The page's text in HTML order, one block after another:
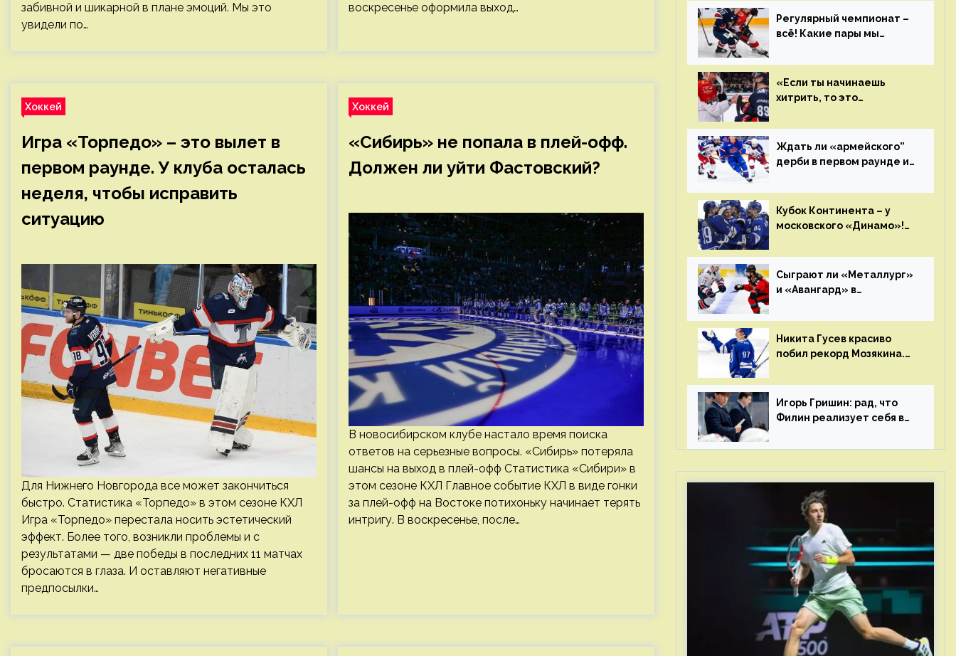
забивной и шикарной в плане эмоций. Мы это
увидели по…
воскресенье оформила выход…
Хоккей
Игра «Торпедо» – это вылет в
первом раунде. У клуба осталась
неделя, чтобы исправить
ситуацию
Для Нижнего Новгорода все может закончиться
быстро. Статистика «Торпедо» в этом сезоне КХЛ
Игра «Торпедо» перестала носить эстетический
эффект. Более того, возникли проблемы и с
результатами — две победы в последних 11 матчах
бросаются в глаза. И оставляют негативные
предпосылки…
Хоккей
«Сибирь» не попала в плей-офф.
Должен ли уйти Фастовский?
В новосибирском клубе настало время поиска
ответов на серьезные вопросы. «Сибирь» потеряла
шансы на выход в плей-офф Статистика «Сибири» в
этом сезоне КХЛ Главное событие КХЛ в виде гонки
за плей-офф на Востоке потихоньку начинает терять
интригу. В воскресенье, после…
Регулярный чемпионат –
всё! Какие пары мы
«Если ты начинаешь
хитрить, то это
бумерангом»
Ждать ли «армейского”
дерби в первом раунде и
Главные интриги
последнего дня
«регулярки” КХЛ
Кубок Континента – у
московского «Динамо»!
за один сезон
Сыграют ли «Металлург»
и «Авангард» в
Никита Гусев красиво
побил рекорд Мозякина.
у Никиты еще много
Игорь Гришин: рад, что
Филин реализует себя в
что не стали загонять его